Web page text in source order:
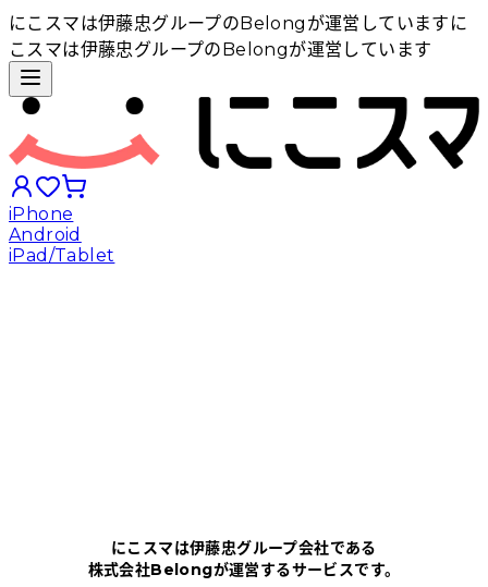
にこスマは伊藤忠グループのBelongが運営しています に
こスマは伊藤忠グループのBelongが運営しています
iPhone
Android
iPad/Tablet
にこスマについて
にこスマは伊藤忠グループ会社である
株式会社Belongが運営するサービスです。